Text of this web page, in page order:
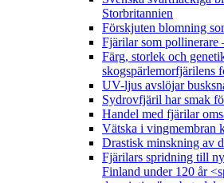
Storbritannien
Förskjuten blomning
Fjärilar som pollinerare
Färg, storlek och
skogspärlemorfjärilens
UV-ljus avslöjar
Sydrovfjäril har smak
Handel med fjärilar
Vätska i vingmembran
Drastisk minskning av
Fjärilars spridning till
Finland under 120 år